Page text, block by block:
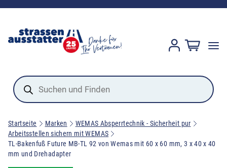
Products
search
Startseite Marken
WEMAS Absperrtechnik - Sicherheit pur
Arbeitsstellen sichern mit WEMAS
TL-Bakenfuß Future MB-TL 92 von Wemas mit 60 x 60 mm, 3 x 40 x 40
mm und Drehadapter